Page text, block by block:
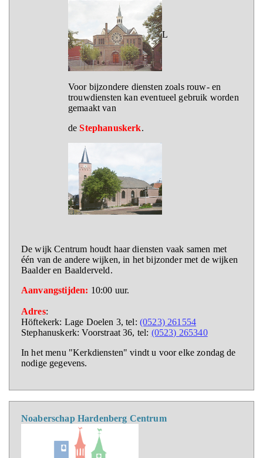
L
Voor bijzondere diensten zoals rouw- en
trouwdiensten kan eventueel gebruik worden
gemaakt van
deStephanuskerk.
De wijk Centrum houdt haar diensten vaak samen met
één van de andere wijken, in het bijzonder met de wijken
Baalder en Baalderveld.
Aanvangstijden: 10:00 uur.
Adres:
Höftekerk: Lage Doelen 3, tel: (0523) 261554
Stephanuskerk: Voorstraat 36, tel: (0523) 265340
In het menu "Kerkdiensten" vindt u voor elke zondag de
nodige gegevens.
Noaberschap Hardenberg Centrum